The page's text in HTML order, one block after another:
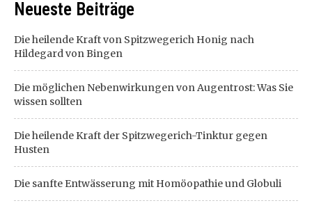
Neueste Beiträge
Die heilende Kraft von Spitzwegerich Honig nach
Hildegard von Bingen
Die möglichen Nebenwirkungen von Augentrost: Was Sie
wissen sollten
Die heilende Kraft der Spitzwegerich-Tinktur gegen
Husten
Die sanfte Entwässerung mit Homöopathie und Globuli